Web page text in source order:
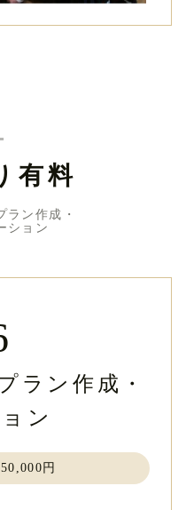
有料
ラン作成・
ション
ラン作成・
ン
円